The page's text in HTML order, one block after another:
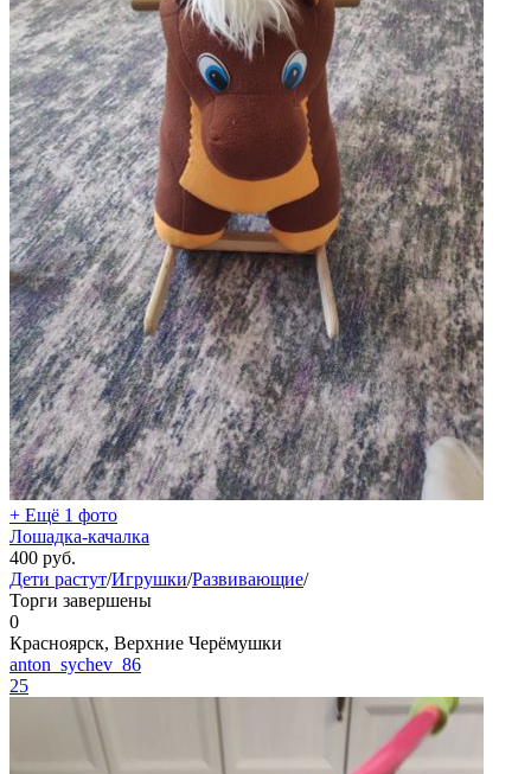
+ Ещё 1 фото
Лошадка-качалка
400 руб.
Дети растут/Игрушки/Развивающие/
Торги завершены
0
Красноярск, Верхние Черёмушки
anton_sychev_86
25